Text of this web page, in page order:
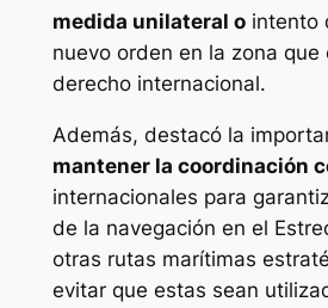
medida unilateral ointento
nuevo orden en la zona que
derecho internacional.
Además, destacó la
mantener la coordinación
internacionales para
de la navegación en el
otras rutas marítimas
evitar que estas sean